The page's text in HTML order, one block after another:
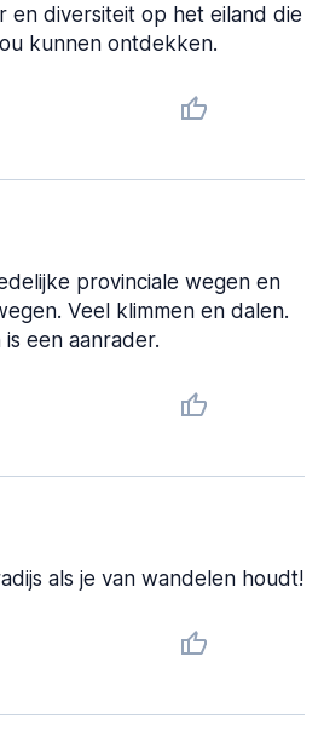
en diversiteit op het eiland die
kunnen ontdekken.
provinciale wegen en
Veel klimmen en dalen.
een aanrader.
als je van wandelen houdt!